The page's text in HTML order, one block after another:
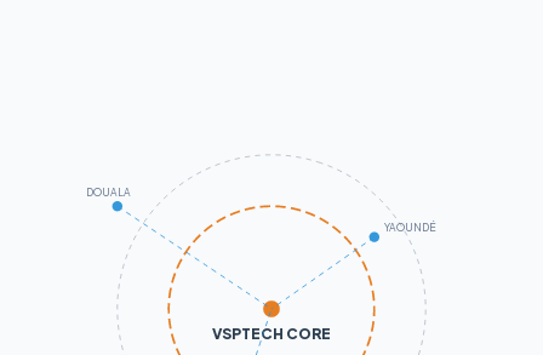
VSPTECH CORE
DOUALA
YAOUNDÉ